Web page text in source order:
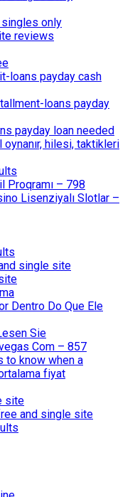
only
reviews
loans payday cash
loans payday
payday loan needed
oynanır, hilesi, taktikleri
Proqramı – 798
Lisenziyalı Slotlar –
single site
Dentro Do Que Ele
Sie
Com – 857
to know when a
fiyat
site
and single site